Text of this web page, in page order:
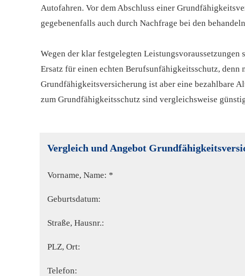
Autofahren. Vor dem Abschluss einer
gegebenenfalls auch durch Nachfrage bei den
Wegen der klar festgelegten
Ersatz für einen echten Berufs­unfähig­keitsschutz,
Grundfähigkeitsversicherung ist aber eine bezahlbare
zum Grundfähigkeitsschutz sind vergleichsweise
Vergleich und Angebot
Vorname, Name: *
Geburts­datum:
Straße, Hausnr.:
PLZ, Ort:
Telefon: